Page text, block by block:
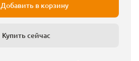
Добавить в корзину
Купить сейчас